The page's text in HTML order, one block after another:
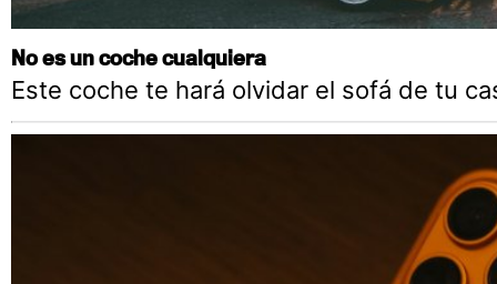
No es un coche cualquiera
Este coche te hará olvidar el sofá de tu